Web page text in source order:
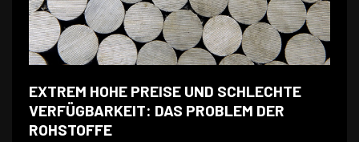
EXTREM HOHE PREISE UND SCHLECHTE
VERFÜGBARKEIT: DAS PROBLEM DER
ROHSTOFFE